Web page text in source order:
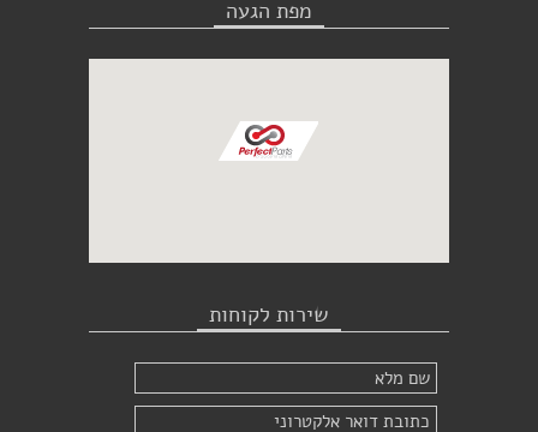
מפת הגעה
שירות לקוחות